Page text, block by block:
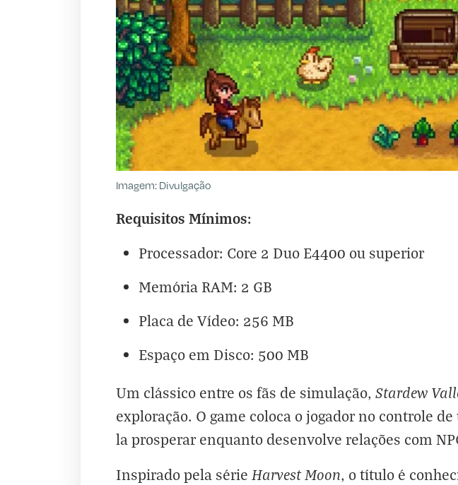
Imagem: Divulgação
Requisitos Mínimos:
Processador: Core 2 Duo E4400 ou superior
Memória RAM: 2 GB
Placa de Vídeo: 256 MB
Espaço em Disco: 500 MB
Um clássico entre os fãs de simulação, Stardew
exploração. O game coloca o jogador no controle
la prosperar enquanto desenvolve relações com
Inspirado pela série Harvest Moon, o título é